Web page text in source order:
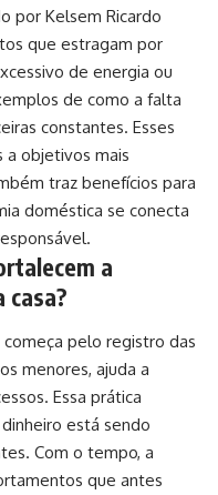
por Kelsem Ricardo
que estragam por
de energia ou
de como a falta
constantes. Esses
a objetivos mais
traz benefícios para
doméstica se conecta
a
casa?
começa pelo registro das
menores, ajuda a
Essa prática
está sendo
Com o tempo, a
que antes